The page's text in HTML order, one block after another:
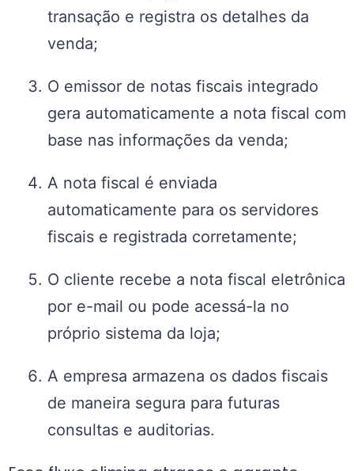
transação e registra os detalhes da
venda;
O emissor de notas fiscais integrado
gera automaticamente a nota fiscal com
base nas informações da venda;
A nota fiscal é enviada
automaticamente para os servidores
fiscais e registrada corretamente;
O cliente recebe a nota fiscal eletrônica
por e-mail ou pode acessá-la no
próprio sistema da loja;
A empresa armazena os dados fiscais
de maneira segura para futuras
consultas e auditorias.